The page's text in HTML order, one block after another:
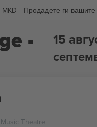
MKD Продадете ги
-
15
Theatre